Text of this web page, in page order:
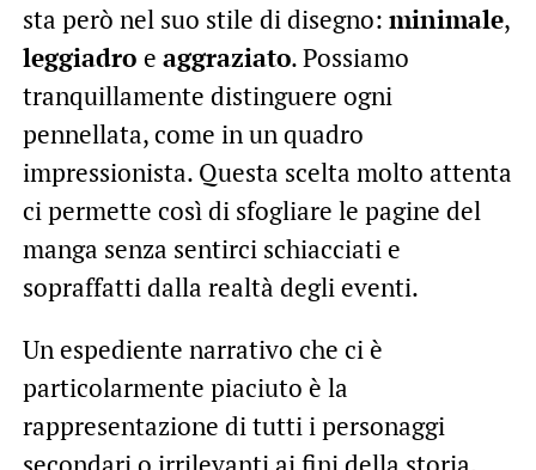
sta però nel suo stile di disegno: minimale,
leggiadro e aggraziato. Possiamo
tranquillamente distinguere ogni
pennellata, come in un quadro
impressionista. Questa scelta molto attenta
ci permette così di sfogliare le pagine del
manga senza sentirci schiacciati e
sopraffatti dalla realtà degli eventi.
Un espediente narrativo che ci è
particolarmente piaciuto è la
rappresentazione di tutti i personaggi